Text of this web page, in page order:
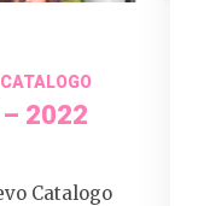
– 2022
Catalogo